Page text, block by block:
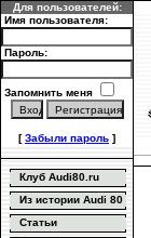
Для пользователей:
Имя пользователя:
Пароль:
Запомнить меня
[Забыли пароль ]
Клуб Audi80.ru
Из истории Audi 80
Статьи